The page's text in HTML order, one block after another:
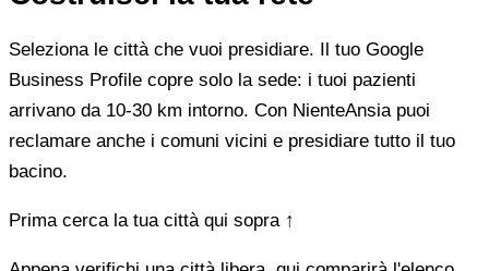
Seleziona le città che vuoi presidiare. Il tuo Google
Business Profile copre solo la sede: i tuoi pazienti
arrivano da 10-30 km intorno. Con NienteAnsia puoi
reclamare anche i comuni vicini e presidiare tutto il tuo
bacino.
Prima cerca la tua città qui sopra ↑